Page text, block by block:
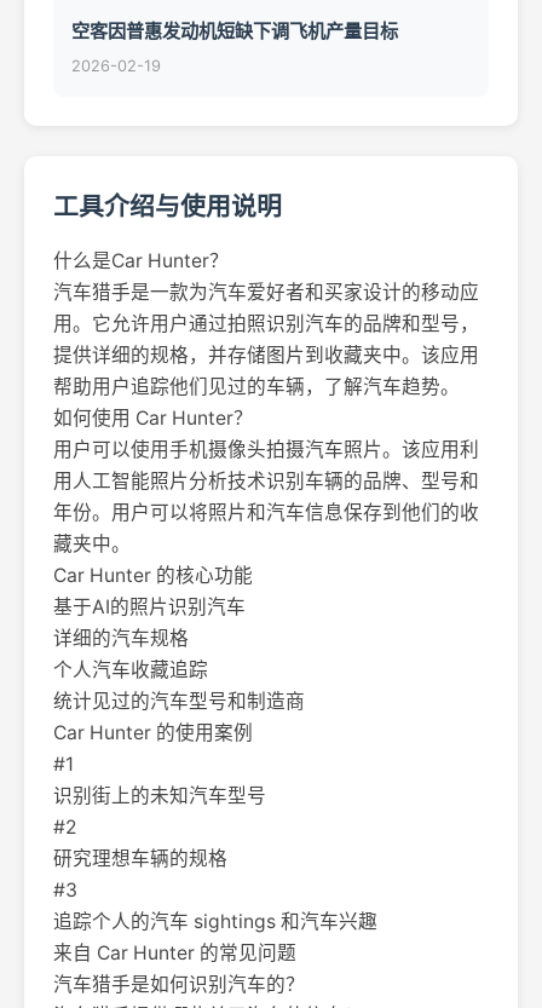
空客因普惠发动机短缺下调飞机产量目标
2026-02-19
工具介绍与使用说明
什么是Car Hunter？
汽车猎手是一款为汽车爱好者和买家设计的移动应
用。它允许用户通过拍照识别汽车的品牌和型号，
提供详细的规格，并存储图片到收藏夹中。该应用
帮助用户追踪他们见过的车辆，了解汽车趋势。
如何使用 Car Hunter？
用户可以使用手机摄像头拍摄汽车照片。该应用利
用人工智能照片分析技术识别车辆的品牌、型号和
年份。用户可以将照片和汽车信息保存到他们的收
藏夹中。
Car Hunter 的核心功能
基于AI的照片识别汽车
详细的汽车规格
个人汽车收藏追踪
统计见过的汽车型号和制造商
Car Hunter 的使用案例
#1
识别街上的未知汽车型号
#2
研究理想车辆的规格
#3
追踪个人的汽车 sightings 和汽车兴趣
来自 Car Hunter 的常见问题
汽车猎手是如何识别汽车的？